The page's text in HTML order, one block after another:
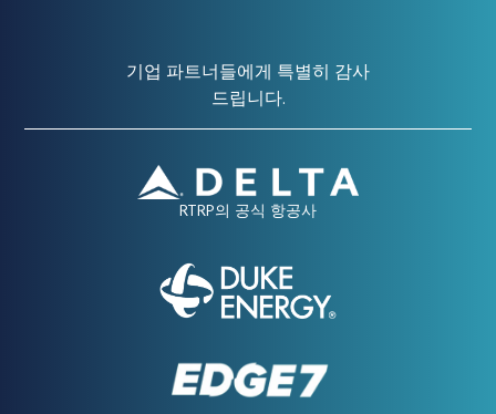
기업 파트너들에게 특별히 감사
드립니다.
RTRP의 공식 항공사